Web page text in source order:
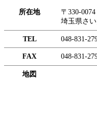
所在地
〒330-0074
埼玉県さ
TEL 048-831-
FAX 048-831-
地図